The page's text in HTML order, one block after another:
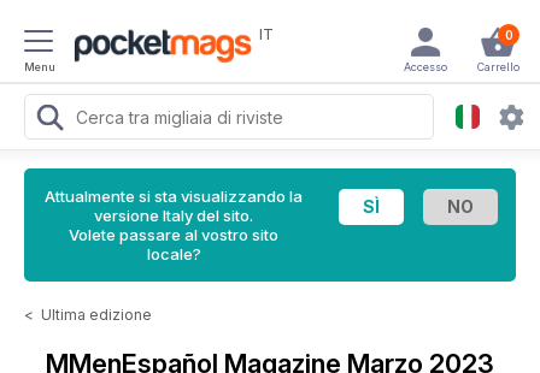
Menu
IT 0
Carrello
Accesso
Attualmente si sta visualizzando la
versione Italy del sito.
Volete passare al vostro sito
locale?
< Ultima edizione
MMenEspañol Magazine Marzo 2023